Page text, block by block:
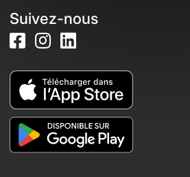
Suivez-nous